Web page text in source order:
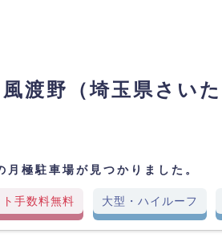
風渡野（埼玉県さい
月極駐車場が見つかりました。
手数料無料 大型・ハイルーフ